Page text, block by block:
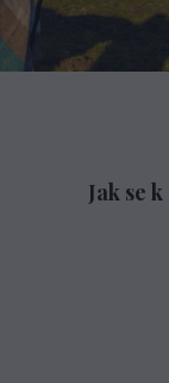
Jak se